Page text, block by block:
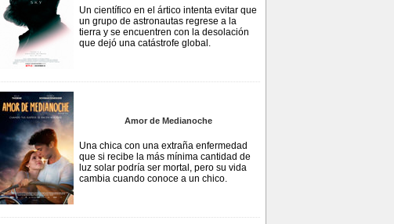
Un científico en el ártico intenta evitar que
un grupo de astronautas regrese a la
tierra y se encuentren con la desolación
que dejó una catástrofe global.
Amor de Medianoche
Una chica con una extraña enfermedad
que si recibe la más mínima cantidad de
luz solar podría ser mortal, pero su vida
cambia cuando conoce a un chico.